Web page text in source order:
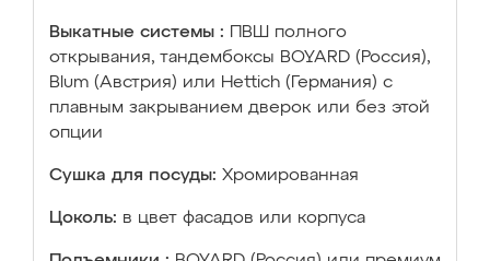
Выкатные системы :
ПВШ полного
открывания, тандембоксы BOYARD (Россия),
Blum (Австрия) или Hettich (Германия) с
плавным закрыванием дверок или без этой
опции
Сушка для посуды: Хромированная
Цоколь: в цвет фасадов или корпуса